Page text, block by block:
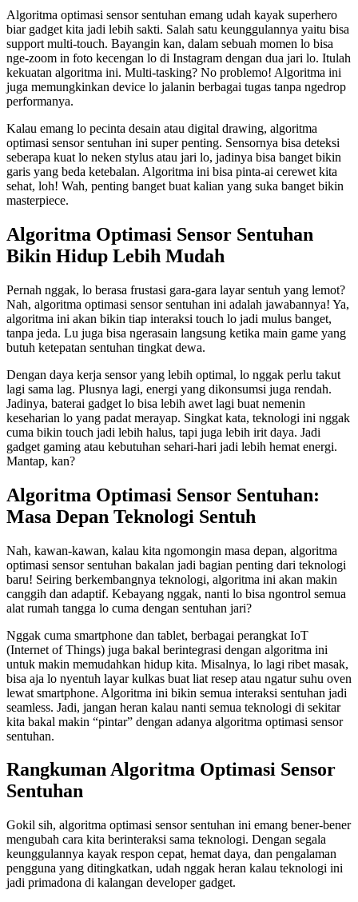
Algoritma optimasi sensor sentuhan emang udah kayak superhero
biar gadget kita jadi lebih sakti. Salah satu keunggulannya yaitu bisa
support multi-touch. Bayangin kan, dalam sebuah momen lo bisa
nge-zoom in foto kecengan lo di Instagram dengan dua jari lo. Itulah
kekuatan algoritma ini. Multi-tasking? No problemo! Algoritma ini
juga memungkinkan device lo jalanin berbagai tugas tanpa ngedrop
performanya.
Kalau emang lo pecinta desain atau digital drawing, algoritma
optimasi sensor sentuhan ini super penting. Sensornya bisa deteksi
seberapa kuat lo neken stylus atau jari lo, jadinya bisa banget bikin
garis yang beda ketebalan. Algoritma ini bisa pinta-ai cerewet kita
sehat, loh! Wah, penting banget buat kalian yang suka banget bikin
masterpiece.
Algoritma Optimasi Sensor Sentuhan
Bikin Hidup Lebih Mudah
Pernah nggak, lo berasa frustasi gara-gara layar sentuh yang lemot?
Nah, algoritma optimasi sensor sentuhan ini adalah jawabannya! Ya,
algoritma ini akan bikin tiap interaksi touch lo jadi mulus banget,
tanpa jeda. Lu juga bisa ngerasain langsung ketika main game yang
butuh ketepatan sentuhan tingkat dewa.
Dengan daya kerja sensor yang lebih optimal, lo nggak perlu takut
lagi sama lag. Plusnya lagi, energi yang dikonsumsi juga rendah.
Jadinya, baterai gadget lo bisa lebih awet lagi buat nemenin
keseharian lo yang padat merayap. Singkat kata, teknologi ini nggak
cuma bikin touch jadi lebih halus, tapi juga lebih irit daya. Jadi
gadget gaming atau kebutuhan sehari-hari jadi lebih hemat energi.
Mantap, kan?
Algoritma Optimasi Sensor Sentuhan:
Masa Depan Teknologi Sentuh
Nah, kawan-kawan, kalau kita ngomongin masa depan, algoritma
optimasi sensor sentuhan bakalan jadi bagian penting dari teknologi
baru! Seiring berkembangnya teknologi, algoritma ini akan makin
canggih dan adaptif. Kebayang nggak, nanti lo bisa ngontrol semua
alat rumah tangga lo cuma dengan sentuhan jari?
Nggak cuma smartphone dan tablet, berbagai perangkat IoT
(Internet of Things) juga bakal berintegrasi dengan algoritma ini
untuk makin memudahkan hidup kita. Misalnya, lo lagi ribet masak,
bisa aja lo nyentuh layar kulkas buat liat resep atau ngatur suhu oven
lewat smartphone. Algoritma ini bikin semua interaksi sentuhan jadi
seamless. Jadi, jangan heran kalau nanti semua teknologi di sekitar
kita bakal makin “pintar” dengan adanya algoritma optimasi sensor
sentuhan.
Rangkuman Algoritma Optimasi Sensor
Sentuhan
Gokil sih, algoritma optimasi sensor sentuhan ini emang bener-bener
mengubah cara kita berinteraksi sama teknologi. Dengan segala
keunggulannya kayak respon cepat, hemat daya, dan pengalaman
pengguna yang ditingkatkan, udah nggak heran kalau teknologi ini
jadi primadona di kalangan developer gadget.